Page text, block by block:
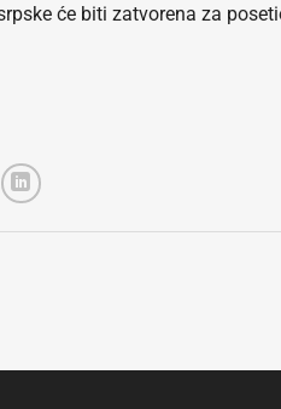
će biti zatvorena za